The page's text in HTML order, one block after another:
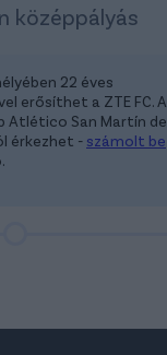
középpályás
22 éves
erősíthet a ZTE FC. A
Atlético San Martín de
érkezhet - számolt be